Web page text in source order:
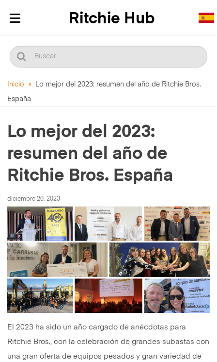
Alternar
Inicio » Lo mejor del 2023: resumen del año de Ritchie Bros.
España
Lo mejor del 2023:
resumen del año de
Ritchie Bros. España
diciembre 20, 2023
El 2023 ha sido un año cargado de anécdotas para
Ritchie Bros., con la celebración de grandes subastas con
una gran oferta de equipos pesados y gran variedad de